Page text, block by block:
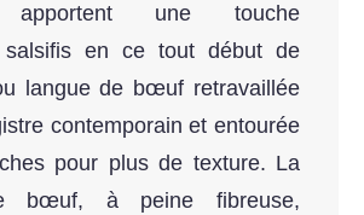
apportent une touche
salsifis en ce tout début de
langue de bœuf retravaillée
contemporain et entourée
pour plus de texture. La
bœuf, à peine fibreuse,